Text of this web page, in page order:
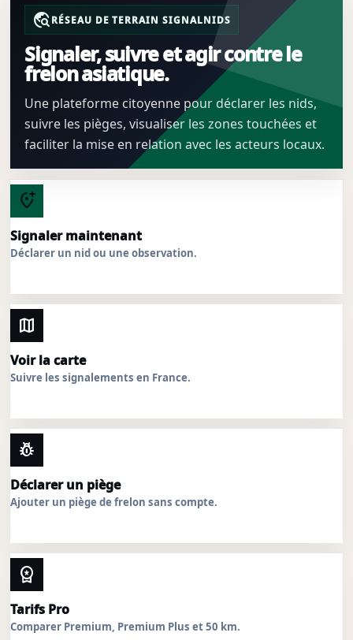
travel_exploreRÉSEAU DE TERRAIN SIGNALNIDS
Signaler, suivre et agir contre le
frelon asiatique.
Une plateforme citoyenne pour déclarer les nids,
suivre les pièges, visualiser les zones touchées et
faciliter la mise en relation avec les acteurs locaux.
add_location_alt
Signaler maintenant
Déclarer un nid ou une observation.
map
Voir la carte
Suivre les signalements en France.
pest_control
Déclarer un piège
Ajouter un piège de frelon sans compte.
workspace_premium
Tarifs Pro
Comparer Premium, Premium Plus et 50 km.